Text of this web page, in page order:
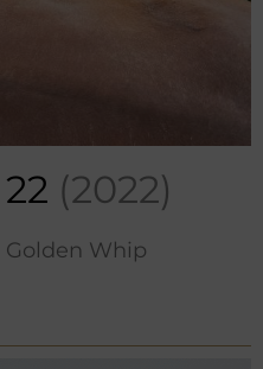
(2022)
Golden Whip